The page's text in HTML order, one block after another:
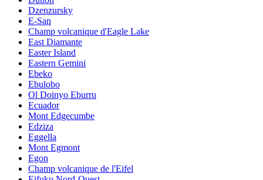
Dzenzursky
E-San
Champ volcanique d'Eagle Lake
East Diamante
Easter Island
Eastern Gemini
Ebeko
Ebulobo
Ol Doinyo Eburru
Ecuador
Mont Edgecumbe
Edziza
Eggella
Mont Egmont
Egon
Champ volcanique de l'Eifel